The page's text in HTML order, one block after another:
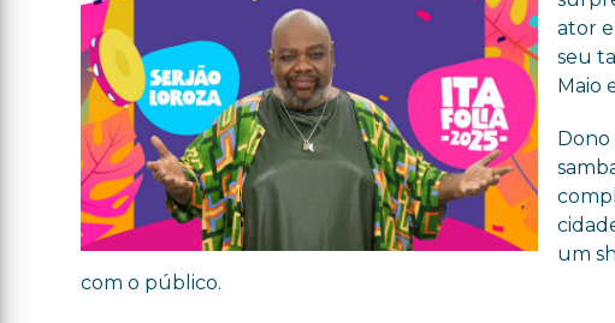
ator
seu
Maio
um
com o público.